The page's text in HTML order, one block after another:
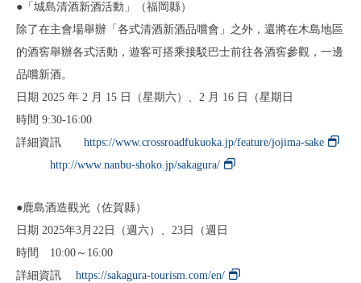
●「城島清酒新酒活動」（福岡縣）
除了在主會場舉辦「各式清酒新酒品嚐會」之外，還將在木島地區
的酒窖舉辦各式活動，遊客可搭乘接駁巴士前往各酒窖參觀，一邊
品嚐新酒。
日期 2025 年 2 月 15 日（星期六）、2 月 16 日（星期日
時間 9:30-16:00
詳細資訊 https://www.crossroadfukuoka.jp/feature/jojima-sake
http://www.nanbu-shoko.jp/sakagura/
●鹿島酒造觀光（佐賀縣）
日期 2025年3月22日（週六）、23日（週日
時間 10:00～16:00
詳細資訊 https://sakagura-tourism.com/en/